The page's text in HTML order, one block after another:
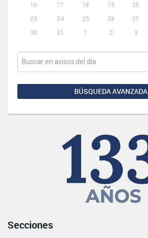
16
17 18 19 20
23
24 25 26 27
30
31 1 2 3
BÚSQUEDA AVANZADA
Secciones